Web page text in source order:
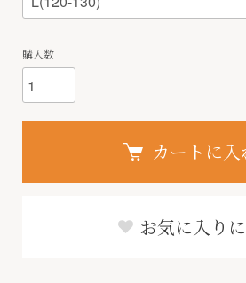
購入数
カートに入
お気に入り